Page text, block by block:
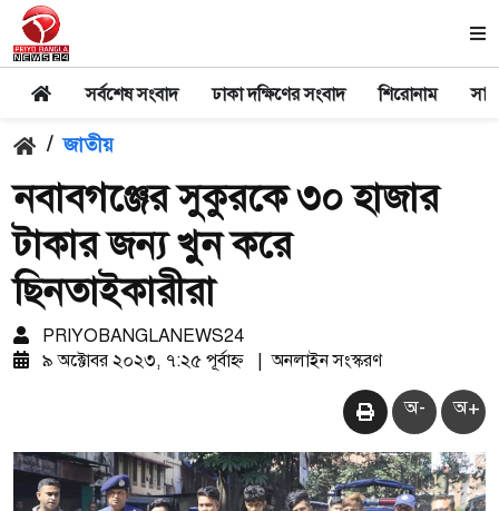
সর্বশেষ সংবাদ ঢাকা দক্ষিণের সংবাদ শিরোনাম
/ জাতীয়
নবাবগঞ্জের সুকুরকে ৩০ হাজার
টাকার জন্য খুন করে
ছিনতাইকারীরা
PRIYOBANGLANEWS24
৯ অক্টোবর ২০২৩, ৭:২৫ পূর্বাহ্ন
অনলাইন সংস্করণ
অ- অ+